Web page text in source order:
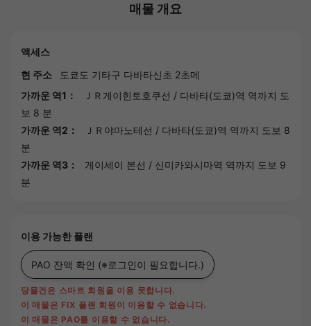
매물 개요
액세스
현 주소
도쿄도 기타구 다바타신초 2초메
가까운 역1：
ＪＲ게이힌토호쿠선 / 다바타(도쿄)역 역까지 도
보 8 분
가까운 역2：
ＪＲ야마노테선 / 다바타(도쿄)역 역까지 도보 8
분
가까운 역3：
게이세이 본선 / 신미카와시마역 역까지 도보 9
분
이용 가능한 플랜
PAO 잔액 확인 (※로그인이 필요합니다.)
당물건은 스마트 회원을 이용 못합니다.
이 매물은 FIX 플랜 회원이 이용할 수 없습니다.
이 매물은 PAO를 이용할 수 없습니다.